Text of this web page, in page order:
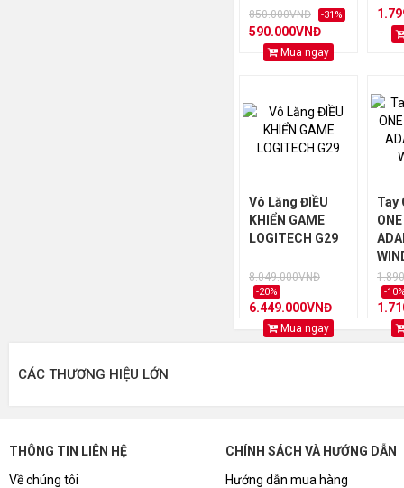
850.000VNĐ -31%
590.000VNĐ
Mua ngay
Vô Lăng ĐIỀU
KHIỂN GAME
LOGITECH G29
8.049.000VNĐ
-20%
6.449.000VNĐ
Mua ngay
Tay
-
CÁC THƯƠNG HIỆU LỚN
THÔNG TIN LIÊN HỆ
Về chúng tôi
CHÍNH SÁCH VÀ HƯỚNG DẪN
Hướng dẫn mua hàng